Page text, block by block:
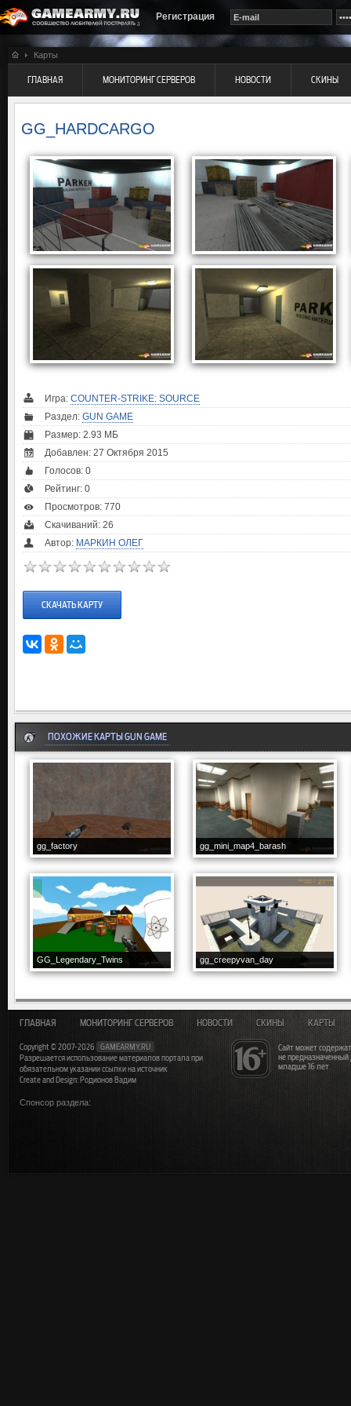
Регистрация
Карты
ГЛАВНАЯ МОНИТОРИНГ СЕРВЕРОВ НОВОСТИ СКИНЫ
GG_HARDCARGO
Игра: COUNTER-STRIKE: SOURCE
Раздел: GUN GAME
Размер: 2.93 МБ
Добавлен: 27 Октября 2015
Голосов: 0
Рейтинг: 0
Просмотров: 770
Скачиваний: 26
Автор: МАРКИН ОЛЕГ
СКАЧАТЬ КАРТУ
ПОХОЖИЕ КАРТЫ GUN GAME
gg_factory gg_mini_map4_barash
GG_Legendary_Twins gg_creepyvan_day
Сайт может
не
младше 16 лет
ГЛАВНАЯ МОНИТОРИНГ СЕРВЕРОВ НОВОСТИ СКИНЫ КАРТЫ
Copyright © 2007-2026
GAMEARMY.RU
Разрешается использование материалов портала при
обязательном указании ссылки на источник
Create and Design: Родионов Вадим
Спонсор раздела: